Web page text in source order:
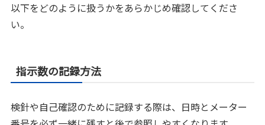
以下をどのように扱うかをあらかじめ確認してくださ
い。
指示数の記録方法
検針や自己確認のために記録する際は、日時とメーター